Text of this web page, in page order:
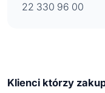
22 330 96 00
Klienci którzy